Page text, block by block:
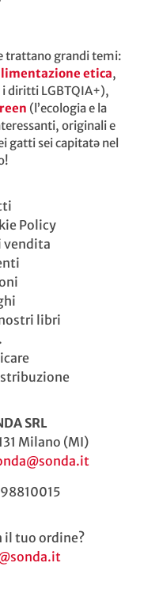
trattano grandi temi:
etica,
diritti LGBTQIA+),
(l’ecologia e la
originali e
gatti sei capitatə nel
Policy
vendita
libri
SRL
Milano (MI)
il tuo ordine?